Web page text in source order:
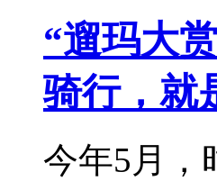
“遛玛大
骑行，就
今年5月，